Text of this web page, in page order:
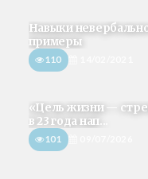
Навыки
примеры
110
«Цель жизни —
в 23 года нап...
101